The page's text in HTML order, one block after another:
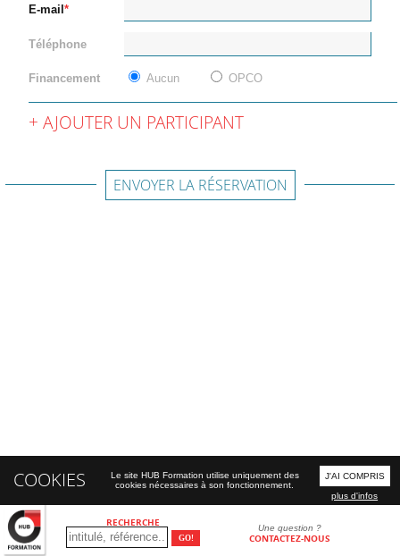
RECHERCHE Une question ?
CONTACTEZ-NOUS
E-mail
Téléphone
Financement Aucun OPCO
AJOUTER UN PARTICIPANT
ENVOYER LA RÉSERVATION
COOKIES
Le site HUB Formation utilise uniquement des
cookies nécessaires à son fonctionnement.
J'AI COMPRIS
plus d'infos